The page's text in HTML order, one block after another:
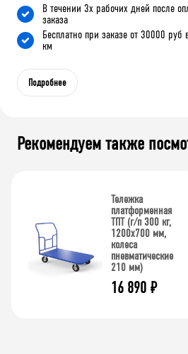
В течении 3х рабочих дней после
заказа
Бесплатно при заказе от 30000
км
Подробнее
Рекомендуем также
Тележка
платформенная
ТПТ (г/п 300 кг,
1200x700 мм,
колеса
пневматические
210 мм)
16 890 ₽